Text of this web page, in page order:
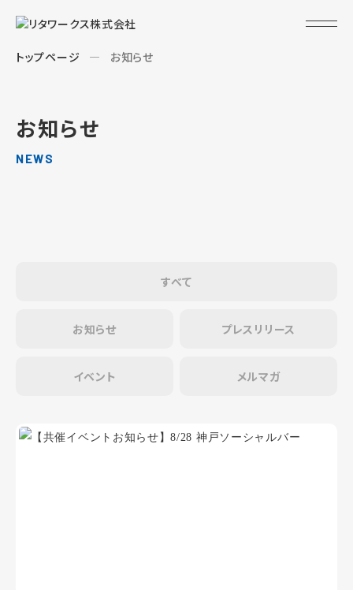
トップページ お知らせ
お知らせ
NEWS
すべて
お知らせ プレスリリース
イベント メルマガ